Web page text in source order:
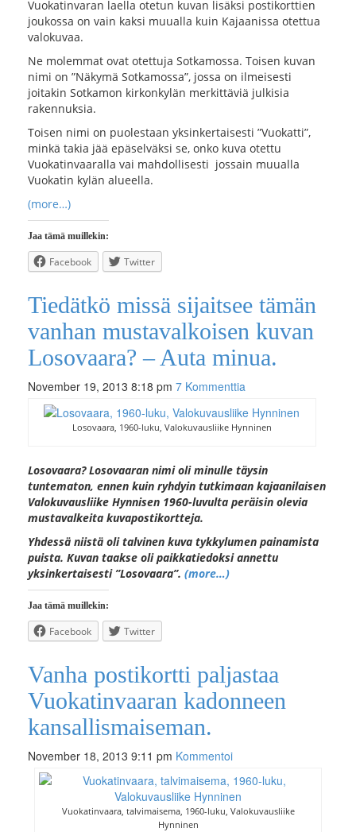
Vuokatinvaran laella otetun kuvan lisäksi postikorttien
joukossa on vain kaksi muualla kuin Kajaanissa otettua
valokuvaa.
Ne molemmat ovat otettuja Sotkamossa. Toisen kuvan
nimi on ”Näkymä Sotkamossa”, jossa on ilmeisesti
joitakin Sotkamon kirkonkylän merkittäviä julkisia
rakennuksia.
Toisen nimi on puolestaan yksinkertaisesti ”Vuokatti”,
minkä takia jää epäselväksi se, onko kuva otettu
Vuokatinvaaralla vai mahdollisesti jossain muualla
Vuokatin kylän alueella.
(more…)
Jaa tämä muillekin:
Facebook Twitter
Tiedätkö missä sijaitsee tämän
vanhan mustavalkoisen kuvan
Losovaara? – Auta minua.
November 19, 2013 8:18 pm 7 Kommenttia
Losovaara, 1960-luku, Valokuvausliike Hynninen
Losovaara? Losovaaran nimi oli minulle täysin
tuntematon, ennen kuin ryhdyin tutkimaan kajaanilaisen
Valokuvausliike Hynnisen 1960-luvulta peräisin olevia
mustavalkeita kuvapostikortteja.
Yhdessä niistä oli talvinen kuva tykkylumen painamista
puista. Kuvan taakse oli paikkatiedoksi annettu
yksinkertaisesti ”Losovaara”. (more…)
Jaa tämä muillekin:
Facebook Twitter
Vanha postikortti paljastaa
Vuokatinvaaran kadonneen
kansallismaiseman.
November 18, 2013 9:11 pm Kommentoi
Vuokatinvaara, talvimaisema, 1960-luku, Valokuvausliike
Hynninen